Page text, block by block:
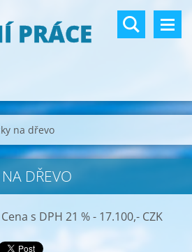
PRÁCE
na dřevo
DŘEVO
s DPH 21 % - 17.100,- CZK